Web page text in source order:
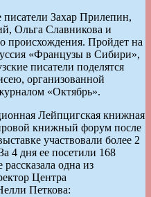
Захар Прилепин,
Ольга Славникова и
происхождения. Пройдет на
«Французы в Сибири»,
писатели поделятся
организованной
«Октябрь».
Лейпцигская книжная
книжный форум после
участвовали более 2
4 дня ее посетили 168
одна из
Центра
Петкова: